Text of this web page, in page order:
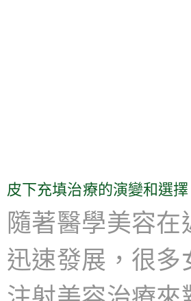
皮下充填治療的演變和選擇
隨著醫學美容在
迅速發展，很多